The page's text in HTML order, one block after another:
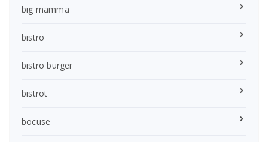
big mamma
bistro
bistro burger
bistrot
bocuse